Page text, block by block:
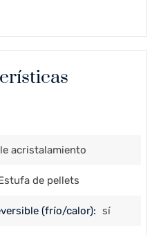
acristalamiento
de pellets
(frío/calor): sí